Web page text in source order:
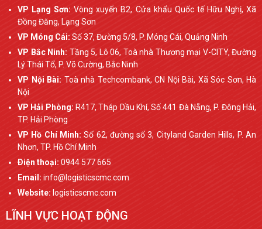
VP Lạng Sơn: Vòng xuyến B2, Cửa khẩu Quốc tế Hữu Nghị, Xã
Đồng Đăng, Lạng Sơn
VP Móng Cái: Số 37, Đường 5/8, P. Móng Cái, Quảng Ninh
VP Bắc Ninh: Tầng 5, Lô 06, Toà nhà Thương mại V-CITY, Đường
Lý Thái Tổ, P. Võ Cường, Bắc Ninh
VP Nội Bài: Toà nhà Techcombank, CN Nội Bài, Xã Sóc Sơn, Hà
Nội
VP Hải Phòng: R417, Tháp Dầu Khí, Số 441 Đà Nẵng, P. Đông Hải,
TP. Hải Phòng
VP Hồ Chí Minh: Số 62, đường số 3, Cityland Garden Hills, P. An
Nhơn, TP. Hồ Chí Minh
Ðiện thoại: 0944 577 665
Email: info@logisticscmc.com
Website: logisticscmc.com
LĨNH VỰC HOẠT ĐỘNG